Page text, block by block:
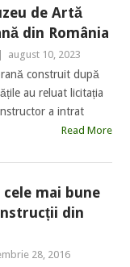
de Artă
din România
august 10, 2023
construit după
au reluat licitația
a intrat
Read More
mai bune
din
28, 2016